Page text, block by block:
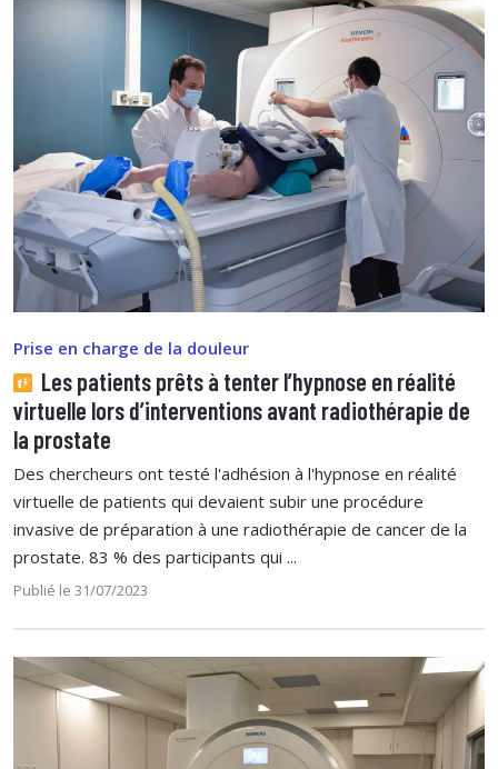
Prise en charge de la douleur
Les patients prêts à tenter l’hypnose en réalité
virtuelle lors d’interventions avant radiothérapie de
la prostate
Des chercheurs ont testé l'adhésion à l'hypnose en réalité
virtuelle de patients qui devaient subir une procédure
invasive de préparation à une radiothérapie de cancer de la
prostate. 83 % des participants qui ...
Publié le 31/07/2023